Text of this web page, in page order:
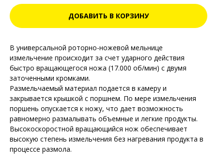
ДОБАВИТЬ В КОРЗИНУ
В универсальной роторно-ножевой мельнице
измельчение происходит за счет ударного действия
быстро вращающегося ножа (17.000 об/мин) с двумя
заточенными кромками.
Размельчаемый материал подается в камеру и
закрывается крышкой с поршнем. По мере измельчения
поршень опускается к ножу, что дает возможность
равномерно размалывать объемные и легкие продукты.
Высокоскоростной вращающийся нож обеспечивает
высокую степень измельчения без нагревания продукта в
процессе размола.